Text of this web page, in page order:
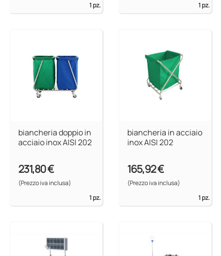
1 pz.
1 pz.
biancheria doppio in
acciaio inox AISI 202
231,80 €
(Prezzo iva inclusa)
1 pz.
biancheria in acciaio
inox AISI 202
165,92 €
(Prezzo iva inclusa)
1 pz.